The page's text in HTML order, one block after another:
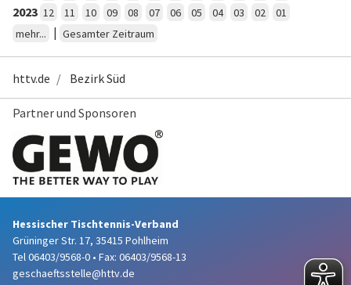
2023 12 11 10 09 08 07 06 05 04 03 02
01
mehr...
| Gesamter Zeitraum
httv.de Bezirk Süd
Partner und Sponsoren
Hessischer Tischtennis-Verband
Grüninger Str. 17, 35415 Pohlheim
Tel 06403/9568-0 • Fax: 06403/9568-13
geschaeftsstelle@httv.de